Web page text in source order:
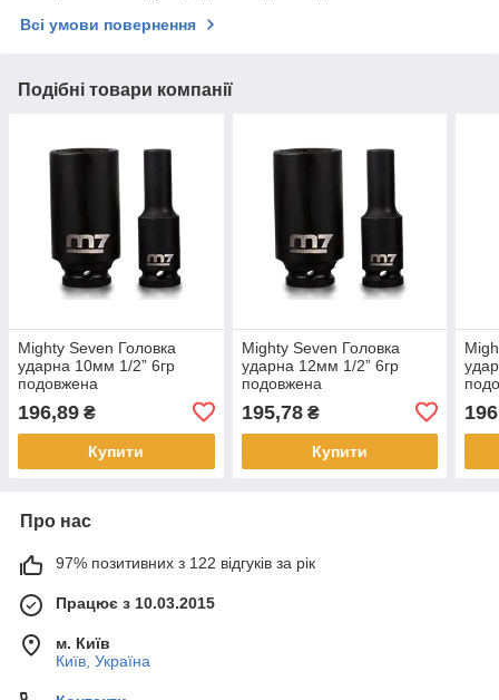
Всі умови повернення
Подібні товари компанії
Mighty Seven Головка
ударна 10мм 1/2” 6гр
подовжена
196,89 ₴
Купити
Mighty Seven Головка
ударна 12мм 1/2” 6гр
подовжена
195,78₴
Купити
Про нас
97% позитивних з 122 відгуків за рік
Працює з 10.03.2015
м. Київ
Київ, Україна